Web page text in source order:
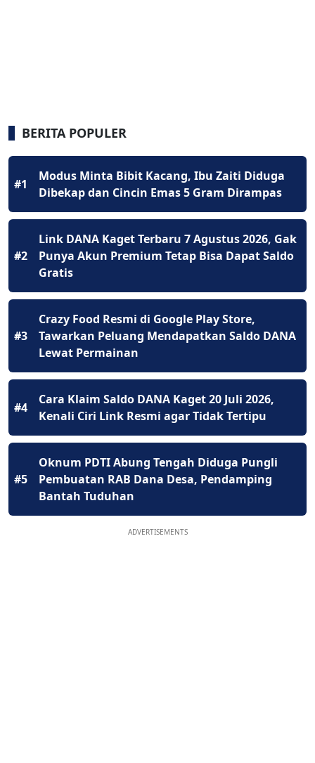
BERITA POPULER
#1
Modus Minta Bibit Kacang, Ibu Zaiti Diduga
Dibekap dan Cincin Emas 5 Gram Dirampas
#2
Link DANA Kaget Terbaru 7 Agustus 2026, Gak
Punya Akun Premium Tetap Bisa Dapat Saldo
Gratis
#3
Crazy Food Resmi di Google Play Store,
Tawarkan Peluang Mendapatkan Saldo DANA
Lewat Permainan
#4
Cara Klaim Saldo DANA Kaget 20 Juli 2026,
Kenali Ciri Link Resmi agar Tidak Tertipu
#5
Oknum PDTI Abung Tengah Diduga Pungli
Pembuatan RAB Dana Desa, Pendamping
Bantah Tuduhan
ADVERTISEMENTS